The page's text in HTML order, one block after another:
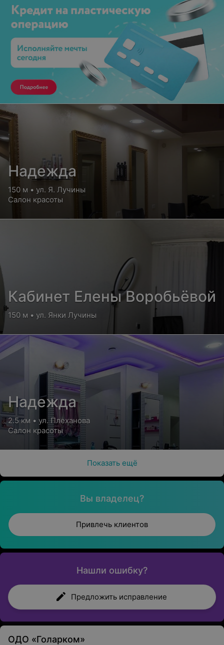
Надежда
150 м • ул. Я. Лучины
Салон красоты
Кабинет Елены Воробьёвой
150 м • ул. Янки Лучины
Надежда
2.5 км • ул. Плеханова
Салон красоты
Показать ещё
Вы владелец?
Привлечь клиентов
Нашли ошибку?
Предложить исправление
ОДО «Голарком»